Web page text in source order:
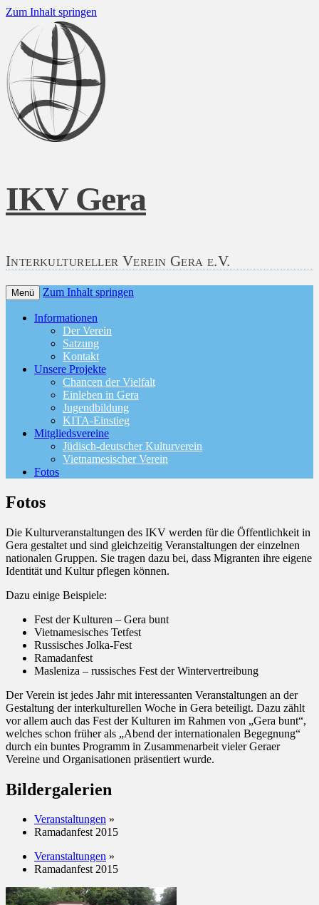
Zum Inhalt springen
IKV Gera
Interkultureller Verein Gera e.V.
Menü Zum Inhalt springen
Informationen
Der Verein
Satzung
Kontakt
Unsere Projekte
Chancen der Vielfalt
Einleben in Gera
Jugendbildung
KITA-Einstieg
Mitgliedsvereine
Jüdisch-deutscher Kulturverein
Vietnamesischer Verein
Fotos
Fotos
Die Kulturveranstaltungen des IKV werden für die Öffentlichkeit in
Gera gestaltet und sind gleichzeitig Veranstaltungen der einzelnen
nationalen Gruppen. Sie tragen dazu bei, dass Migranten ihre eigene
Identität und Kultur pflegen können.
Dazu einige Beispiele:
Fest der Kulturen – Gera bunt
Vietnamesisches Tetfest
Russisches Jolka-Fest
Ramadanfest
Masleniza – russisches Fest der Wintervertreibung
Der Verein ist jedes Jahr mit interessanten Veranstaltungen an der
Gestaltung der interkulturellen Woche in Gera beteiligt. Dazu zählt
vor allem auch das Fest der Kulturen im Rahmen von „Gera bunt“,
welches schon früher als „Abend der internationalen Begegnung“
durch ein buntes Programm in Zusammenarbeit vieler Geraer
Vereine und Organisationen präsentiert wurde.
Bildergalerien
Veranstaltungen »
Ramadanfest 2015
Veranstaltungen »
Ramadanfest 2015